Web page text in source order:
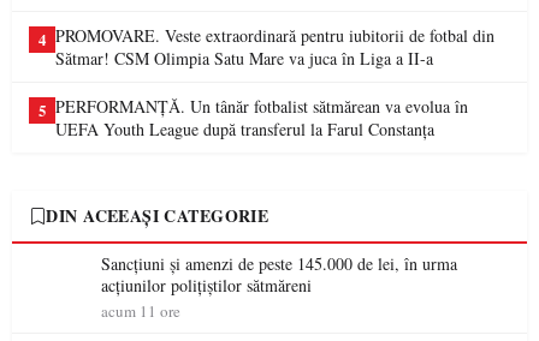
4 PROMOVARE. Veste extraordinară pentru iubitorii de fotbal din
Sătmar! CSM Olimpia Satu Mare va juca în Liga a II-a
5 PERFORMANȚĂ. Un tânăr fotbalist sătmărean va evolua în
UEFA Youth League după transferul la Farul Constanța
DIN ACEEAȘI CATEGORIE
Sancțiuni și amenzi de peste 145.000 de lei, în urma
acțiunilor polițiștilor sătmăreni
acum 11 ore